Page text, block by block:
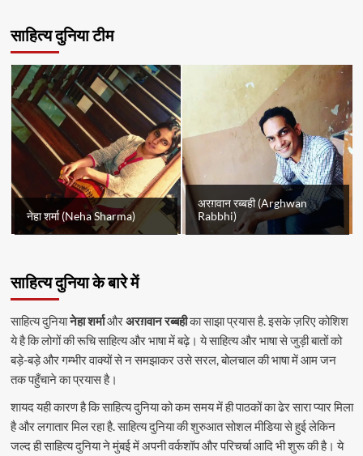
साहित्य दुनिया टीम
नेहा शर्मा (Neha Sharma)
अरग़वान रब्बही (Arghwan
Rabbhi)
साहित्य दुनिया के बारे में
साहित्य दुनियानेहा शर्माऔरअरग़वान रब्बहीका साझा प्रयास है. इसके ज़रिए कोशिश
ये है कि लोगों की रूचि साहित्य और भाषा में बढ़े। ये साहित्य और भाषा से जुड़ी बातों को
बड़े-बड़े और गम्भीर वाक्यों से न समझाकर उसे सरल, बोलचाल की भाषा में आम जन
तक पहुँचाने का प्रयास है।
शायद यही कारण है कि साहित्य दुनिया को कम समय में ही पाठकों का ढेर सारा प्यार मिला
है और लगातार मिल रहा है. साहित्य दुनिया की शुरुआत सोशल मीडिया से हुई लेकिन
जल्द ही साहित्य दुनिया ने मुंबई में अपनी वर्कशॉप और परिचर्चा आदि भी शुरू की है। ये